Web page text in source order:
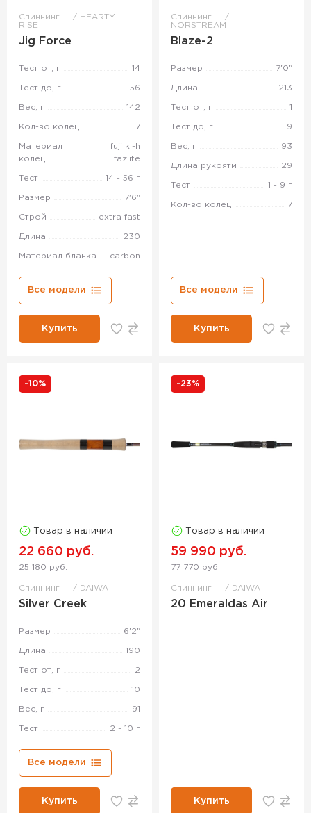
Спиннинг
HEARTY
RISE
Jig Force
Тест от, г 14
Тест до, г 56
Вес, г 142
Кол-во колец 7
Материал
колец
fuji kl-h
fazlite
Тест 14 - 56 г
Размер 7'6"
Строй extra fast
Длина 230
Материал бланка carbon
Все модели
Купить
Спиннинг
NORSTREAM
Blaze-2
Размер 7'0"
Длина 213
Тест от, г 1
Тест до, г 9
Вес, г 93
Длина рукояти 29
Тест 1 - 9 г
Кол-во колец 7
Все модели
Купить
-10%
Товар в наличии
22 660 руб.
25 180 руб.
Спиннинг DAIWA
Silver Creek
Размер 6'2"
Длина 190
Тест от, г 2
Тест до, г 10
Вес, г 91
Тест 2 - 10 г
Все модели
Купить
-23%
Товар в наличии
59 990 руб.
77 770 руб.
Спиннинг DAIWA
20 Emeraldas Air
Купить